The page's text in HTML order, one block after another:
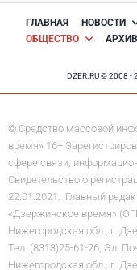
ГЛАВНАЯ НОВОСТИ
ОБЩЕСТВО
АРХИВ
DZER.RU ©
© Средство массовой
время» 16+
сфере связи,
Свидетельство о
22.01.2021. Главный
«Дзержинское время»
Нижегородская обл., г.
Тел. (8313)25-61-26, Эл.
Нижегородская обл., г.